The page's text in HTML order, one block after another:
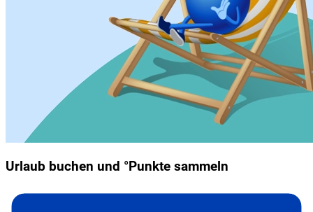
Urlaub buchen und °Punkte sammeln